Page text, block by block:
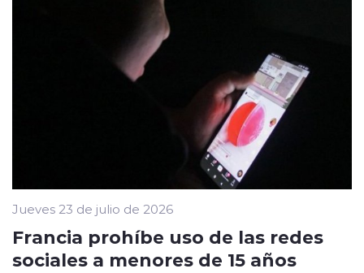
Jueves 23 de julio de 2026
Francia prohíbe uso de las redes
sociales a menores de 15 años